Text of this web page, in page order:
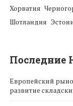
Хорватия
Шотландия
Последние
Европейский
развитие